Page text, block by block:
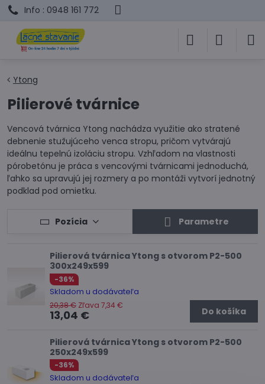
Info : 0948 161 772
Ytong
Pilierové tvárnice
Vencová tvárnica Ytong nachádza využitie ako stratené
debnenie stužujúceho venca stropu, pričom vytvárajú
ideálnu tepelnú izoláciu stropu. Vzhľadom na vlastnosti
pórobetónu je práca s vencovými tvárnicami jednoduchá,
ľahko sa upravujú jej rozmery a po montáži vytvorí jednotný
podklad pod omietku.
Pozícia Parametre
Pilierová tvárnica Ytong s otvorom P2-500
300x249x599
-36%
Skladom u dodávateľa
13,04 €
20,38 € Zľava 7,34 €
Do košíka
Pilierová tvárnica Ytong s otvorom P2-500
250x249x599
-36%
Skladom u dodávateľa